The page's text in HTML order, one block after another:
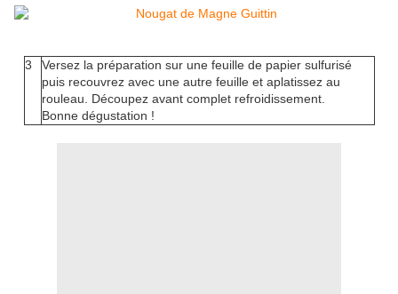
3
Versez la préparation sur une feuille de papier sulfurisé
puis recouvrez avec une autre feuille et aplatissez au
rouleau. Découpez avant complet refroidissement.
Bonne dégustation !